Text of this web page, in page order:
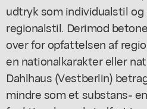
udtryk som individualstil
regionalstil. Derimod
over for opfattelsen af
en nationalkarakter eller
Dahlhaus (Vestberlin)
mindre som et substans-